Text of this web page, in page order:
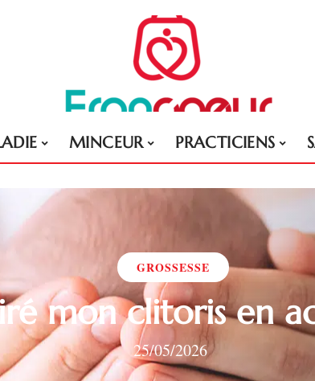
MINCEUR PRACTICIENS
GROSSESSE
mon clitoris en
25/05/2026